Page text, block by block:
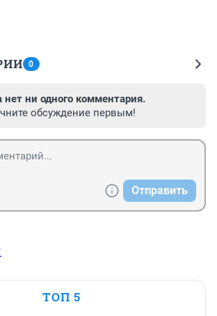
0
нет ни одного комментария.
обсуждение первым!
Отправить
ТОП 5